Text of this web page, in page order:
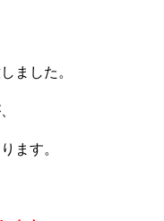
ました。
ます。